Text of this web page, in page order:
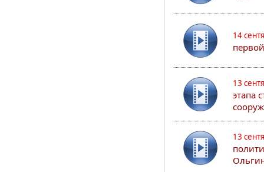
14
13
этапа
13